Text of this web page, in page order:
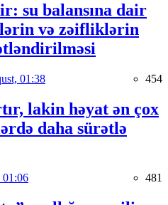
su balansına dair
və zəifliklərin
01:38 454
lakin həyat ən çox
daha sürətlə
01:06 481